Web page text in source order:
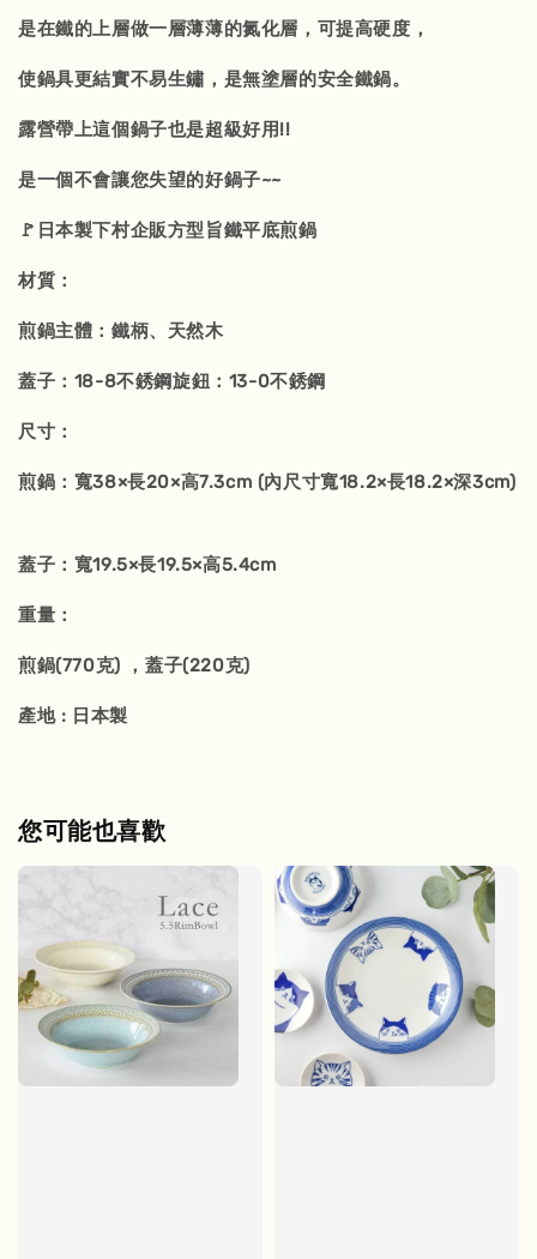
是在鐵的上層做一層薄薄的氮化層，可提高硬度，
使鍋具更結實不易生鏽，是無塗層的安全鐵鍋。
露營帶上這個鍋子也是超級好用!!
是一個不會讓您失望的好鍋子~~
🚩日本製下村企販方型旨鐵平底煎鍋
材質：
煎鍋主體：鐵柄、天然木
蓋子：18-8不銹鋼旋鈕：13-0不銹鋼
尺寸：
煎鍋：寬38×長20×高7.3cm (內尺寸寬18.2×長18.2×深3cm)
蓋子：寬19.5×長19.5×高5.4cm
重量：
煎鍋(770克) ，蓋子(220克)
產地 : 日本製
您可能也喜歡